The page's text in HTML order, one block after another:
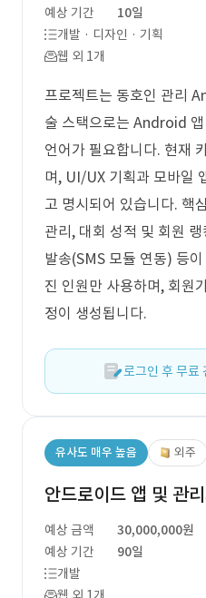
예상 기간
10일
개발 · 디자인 · 기획
웹 외 1개
프로젝트는 동호인 관리
술 스택으로는 Android
언어가 필요합니다. 현재
며, UI/UX 기획과 모바일
고 명시되어 있습니다. 핵
관리, 대회 성적 및 회원
발송(SMS 모듈 연동) 등
진 인원만 사용하며, 회원
정이 생성됩니다.
로그인 후 무료
유사도 매우 높음 외주
안드로이드 앱 및 관
예상 금액
30,000,000원
예상 기간
90일
개발